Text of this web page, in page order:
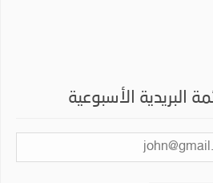
البريدية الأسبوعية